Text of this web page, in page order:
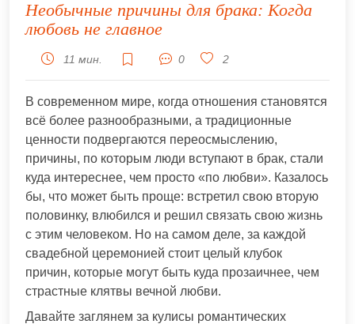
Необычные причины для брака: Когда
любовь не главное
11 мин. 0 2
В современном мире, когда отношения становятся
всё более разнообразными, а традиционные
ценности подвергаются переосмыслению,
причины, по которым люди вступают в брак, стали
куда интереснее, чем просто «по любви». Казалось
бы, что может быть проще: встретил свою вторую
половинку, влюбился и решил связать свою жизнь
с этим человеком. Но на самом деле, за каждой
свадебной церемонией стоит целый клубок
причин, которые могут быть куда прозаичнее, чем
страстные клятвы вечной любви.
Давайте заглянем за кулисы романтических